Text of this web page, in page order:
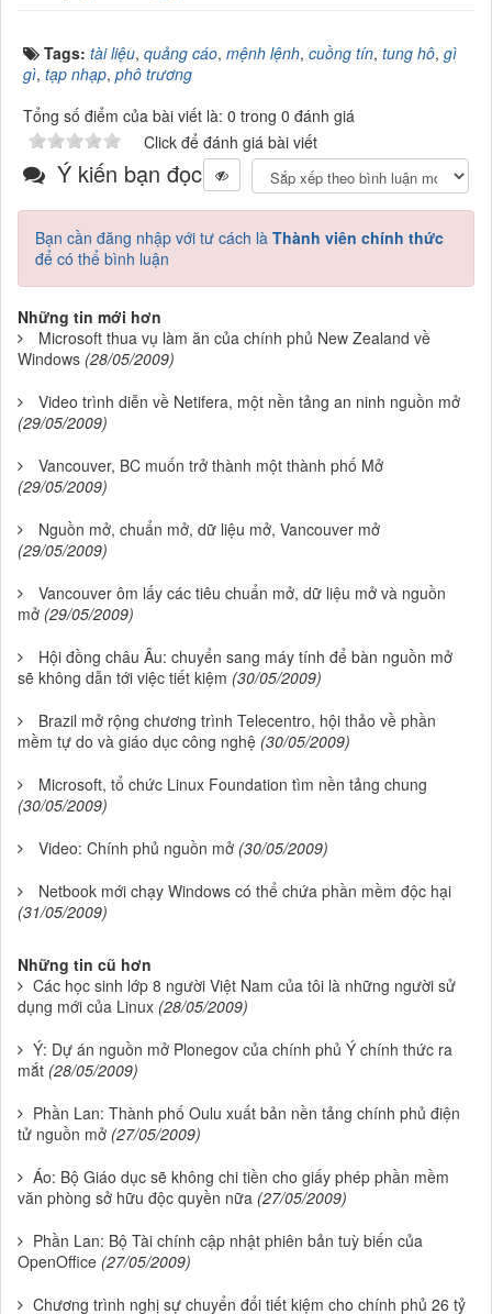
Tags: tài liệu, quảng cáo, mệnh lệnh, cuồng tín, tung hô, gì
gì, tạp nhạp, phô trương
Tổng số điểm của bài viết là: 0 trong 0 đánh giá
Click để đánh giá bài viết
Ý kiến bạn đọc
Bạn cần đăng nhập với tư cách là Thành viên chính thức
để có thể bình luận
Những tin mới hơn
Microsoft thua vụ làm ăn của chính phủ New Zealand về
Windows (28/05/2009)
Video trình diễn về Netifera, một nền tảng an ninh nguồn mở
(29/05/2009)
Vancouver, BC muốn trở thành một thành phố Mở
(29/05/2009)
Nguồn mở, chuẩn mở, dữ liệu mở, Vancouver mở
(29/05/2009)
Vancouver ôm lấy các tiêu chuẩn mở, dữ liệu mở và nguồn
mở (29/05/2009)
Hội đồng châu Âu: chuyển sang máy tính để bàn nguồn mở
sẽ không dẫn tới việc tiết kiệm (30/05/2009)
Brazil mở rộng chương trình Telecentro, hội thảo về phần
mềm tự do và giáo dục công nghệ (30/05/2009)
Microsoft, tổ chức Linux Foundation tìm nền tảng chung
(30/05/2009)
Video: Chính phủ nguồn mở (30/05/2009)
Netbook mới chạy Windows có thể chứa phần mềm độc hại
(31/05/2009)
Những tin cũ hơn
Các học sinh lớp 8 người Việt Nam của tôi là những người sử
dụng mới của Linux (28/05/2009)
Ý: Dự án nguồn mở Plonegov của chính phủ Ý chính thức ra
mắt (28/05/2009)
Phần Lan: Thành phố Oulu xuất bản nền tảng chính phủ điện
tử nguồn mở (27/05/2009)
Áo: Bộ Giáo dục sẽ không chi tiền cho giấy phép phần mềm
văn phòng sở hữu độc quyền nữa (27/05/2009)
Phần Lan: Bộ Tài chính cập nhật phiên bản tuỳ biến của
OpenOffice (27/05/2009)
Chương trình nghị sự chuyển đổi tiết kiệm cho chính phủ 26 tỷ